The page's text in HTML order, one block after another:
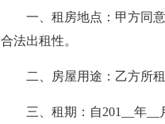
一、租房地点：甲方同
合法出租性。
二、房屋用途：乙方所
三、租期：自201__年